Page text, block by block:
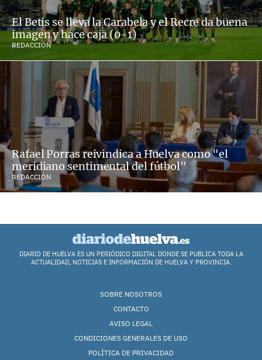
El Betis se lleva la Carabela y el Recre da buena
imagen y hace caja (0-1)
REDACCIÓN
Rafael Porras reivindica a Huelva como "el
meridiano sentimental del fútbol"
REDACCIÓN
DIARIO DE HUELVA ES UN PERIÓDICO DIGITAL DONDE SE PUBLICA TODA LA
ACTUALIDAD, NOTICIAS E INFORMACIÓN DE HUELVA Y PROVINCIA.
SOBRE NOSOTROS
CONTACTO
AVISO LEGAL
CONDICIONES GENERALES DE USO
POLÍTICA DE PRIVACIDAD